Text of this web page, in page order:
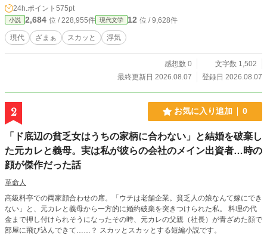
24h.ポイント 575pt
小説 2,684 位 / 228,955件 現代文学 12 位 / 9,628件
現代 ざまぁ スカッと 浮気
感想数 0
文字数 1,502
最終更新日 2026.08.07
登録日 2026.08.07
2 お気に入り追加 0
「ド底辺の貧乏女はうちの家柄に合わない」と結婚を破棄し
た元カレと義母。実は私が彼らの会社のメイン出資者…時の
顔が傑作だった話
革命人
高級料亭での両家顔合わせの席。「ウチは老舗企業。貧乏人の娘なんて嫁にでき
ない」と、元カレと義母から一方的に婚約破棄を突きつけられた私。 料理の代
金まで押し付けられそうになったその時、元カレの父親（社長）が青ざめた顔で
部屋に飛び込んできて……？ スカッとスカッとする短編小説です。